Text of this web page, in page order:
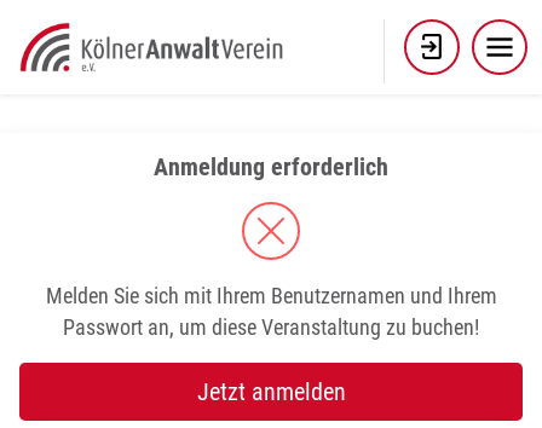
content
Anmeldung erforderlich
Melden Sie sich mit Ihrem Benutzernamen und Ihrem
Passwort an, um diese Veranstaltung zu buchen!
Jetzt anmelden